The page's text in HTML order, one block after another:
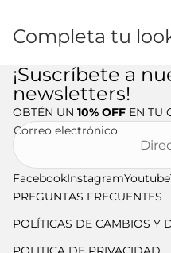
Completa tu
¡Suscríbete a
newsletters!
OBTÉN UN 10% OFF EN TU
Correo electrónico
FacebookInstagramYoutube
PREGUNTAS FRECUENTES
POLÍTICAS DE CAMBIOS Y